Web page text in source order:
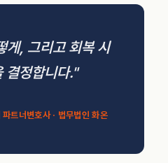
게, 그리고 회복 시
결정합니다."
트너변호사 · 법무법인 화온